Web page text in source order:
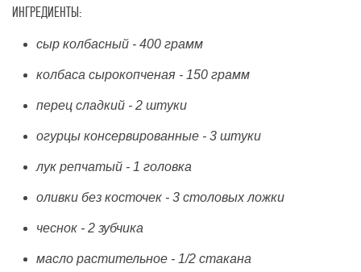
ИНГРЕДИЕНТЫ:
сыр колбасный - 400 грамм
колбаса сырокопченая - 150 грамм
перец сладкий - 2 штуки
огурцы консервированные - 3 штуки
лук репчатый - 1 головка
оливки без косточек - 3 столовых ложки
чеснок - 2 зубчика
масло растительное - 1/2 стакана